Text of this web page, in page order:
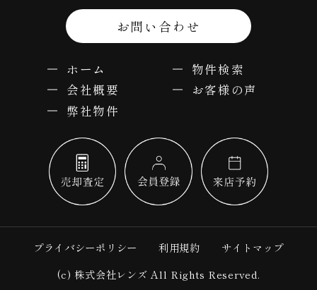
お問い合わせ
ホーム
物件検索
会社概要
お客様の声
弊社物件
プライバシーポリシー 利用規約
サイトマップ
(c) 株式会社レンズ All Rights Reserved.